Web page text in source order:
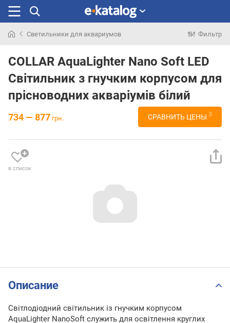
раньше
Светильники для аквариумов Фильтр
COLLAR AquaLighter Nano Soft LED
Світильник з гнучким корпусом для
прісноводних акваріумів білий
734 — 877 грн. СРАВНИТЬ ЦЕНЫ 3
в список
Описание
Світлодіодний світильник із гнучким корпусом
AquaLighter NanoSoft служить для освітлення круглих